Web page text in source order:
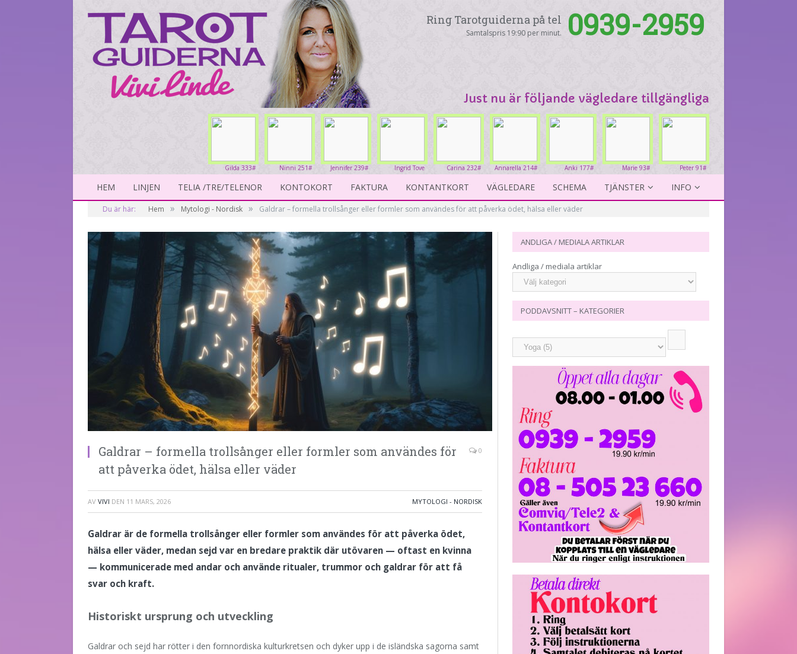
Ring Tarotguiderna på tel
Samtalspris 19:90 per minut. 0939-2959
Just nu är följande vägledare tillgängliga
Peter 91#
Marie 93#
Anki 177#
Annarella 214#
Carina 232#
Ingrid Tove
234#
Jennifer 239#
Ninni 251#
Gilda 333#
HEM LINJEN TELIA /TRE/TELENOR KONTOKORT FAKTURA KONTANTKORT VÄGLEDARE SCHEMA TJÄNSTER INFO
Du är här: Hem » Mytologi - Nordisk » Galdrar – formella trollsånger eller formler som användes för att påverka ödet, hälsa eller väder
Galdrar – formella trollsånger eller formler som användes för
att påverka ödet, hälsa eller väder
0
AV VIVI DEN 11 MARS, 2026 MYTOLOGI - NORDISK
Galdrar är de formella trollsånger eller formler som användes för att påverka ödet,
hälsa eller väder, medan sejd var en bredare praktik där utövaren — oftast en kvinna
— kommunicerade med andar och använde ritualer, trummor och galdrar för att få
svar och kraft.
Historiskt ursprung och utveckling
Galdrar och sejd har rötter i den fornnordiska kulturkretsen och dyker upp i de isländska sagorna samt
ANDLIGA / MEDIALA ARTIKLAR
Andliga / mediala artiklar
PODDAVSNITT – KATEGORIER